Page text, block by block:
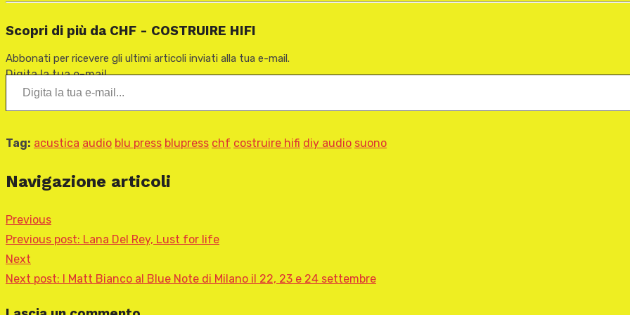
Scopri di più da CHF - COSTRUIRE HIFI
Abbonati per ricevere gli ultimi articoli inviati alla tua e-mail.
Digita la tua e-mail...
Tag: acustica audio blu press blupress chf costruire hifi diy audio suono
Navigazione articoli
Previous
Previous post: Lana Del Rey, Lust for life
Next
Next post:
I Matt Bianco al Blue Note di Milano il 22, 23 e 24 settembre